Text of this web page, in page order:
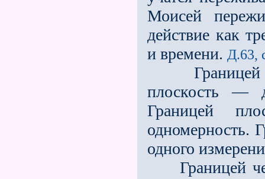
Моисей
действие как
и времени. Д.63,
Границей
плоскость —
Границей
одномерность.
одного
Границей